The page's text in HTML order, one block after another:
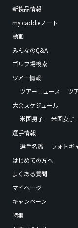
新製品情報
my caddieノート
動画
みんなのQ&A
ゴルフ場検索
ツアー情報
ツアーニュース
ツ
大会スケジュール
米国男子
米国女子
選手情報
選手名鑑
フォトギ
はじめての方へ
よくある質問
マイページ
キャンペーン
特集